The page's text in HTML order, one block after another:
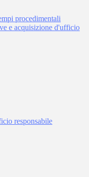
procedimentali
e acquisizione d'ufficio
responsabile